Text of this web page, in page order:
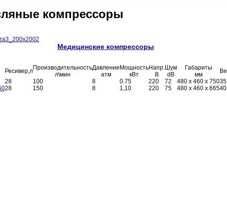
компрессоры
Медицинские компрессоры
Ресивер,лПроизводительность
л\мин
Давление
атм
Мощность
кВт
Напр.
В
Шум
dB
Габариты
мм
28 100 8 0.75 220 72 480 x 460 x 75035
28 150 8 1,10 220 75 480 x 460 x 66540